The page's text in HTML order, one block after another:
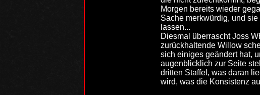
Morgen bereits wieder
Sache merkwürdig, und
lassen...
Diesmal überrascht Joss
zurückhaltende Willow
sich einiges geändert hat,
augenblicklich zur Seite
dritten Staffel, was daran
wird, was die Konsistenz